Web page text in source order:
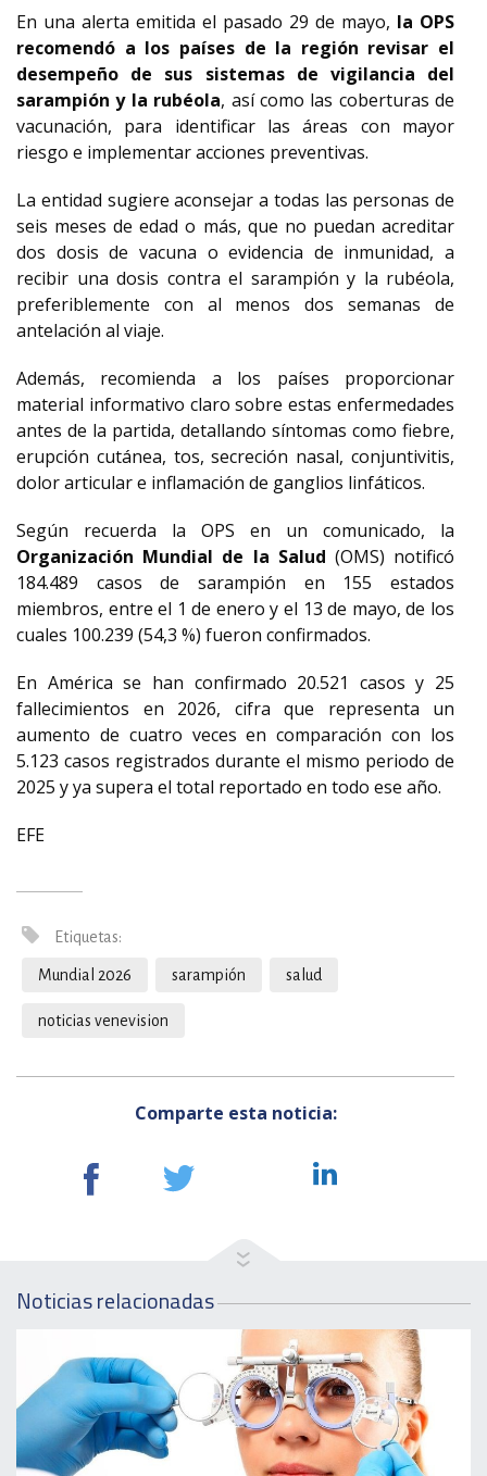
En una alerta emitida el pasado 29 de mayo, la OPS
recomendó a los países de la región revisar el
desempeño de sus sistemas de vigilancia del
sarampión y la rubéola, así como las coberturas de
vacunación, para identificar las áreas con mayor
riesgo e implementar acciones preventivas.
La entidad sugiere aconsejar a todas las personas de
seis meses de edad o más, que no puedan acreditar
dos dosis de vacuna o evidencia de inmunidad, a
recibir una dosis contra el sarampión y la rubéola,
preferiblemente con al menos dos semanas de
antelación al viaje.
Además, recomienda a los países proporcionar
material informativo claro sobre estas enfermedades
antes de la partida, detallando síntomas como fiebre,
erupción cutánea, tos, secreción nasal, conjuntivitis,
dolor articular e inflamación de ganglios linfáticos.
Según recuerda la OPS en un comunicado, la
Organización Mundial de la Salud (OMS) notificó
184.489 casos de sarampión en 155 estados
miembros, entre el 1 de enero y el 13 de mayo, de los
cuales 100.239 (54,3 %) fueron confirmados.
En América se han confirmado 20.521 casos y 25
fallecimientos en 2026, cifra que representa un
aumento de cuatro veces en comparación con los
5.123 casos registrados durante el mismo periodo de
2025 y ya supera el total reportado en todo ese año.
EFE
Etiquetas:
Mundial 2026 sarampión salud
noticias venevision
Comparte esta noticia:
Noticias relacionadas